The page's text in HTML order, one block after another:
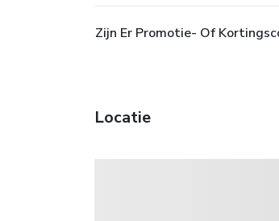
Zijn Er Promotie- Of
Locatie